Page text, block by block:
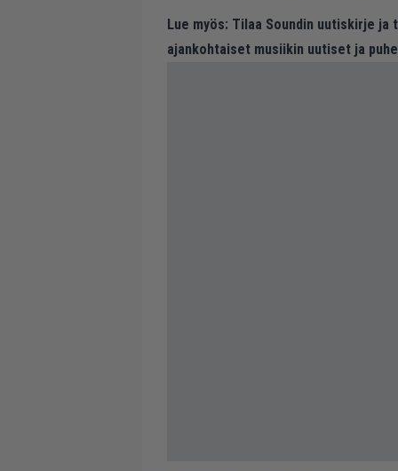
Lue myös: Tilaa Soundin uutiskirje ja
ajankohtaiset musiikin uutiset ja